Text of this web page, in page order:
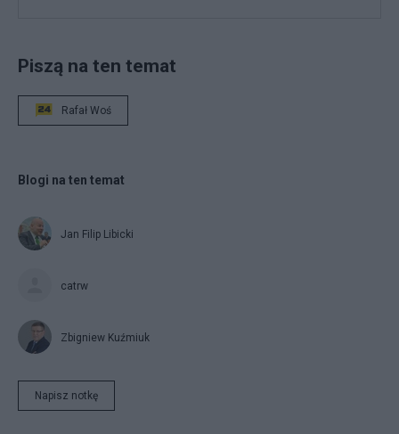
Piszą na ten temat
Rafał Woś
Blogi na ten temat
Jan Filip Libicki
catrw
Zbigniew Kuźmiuk
Napisz notkę